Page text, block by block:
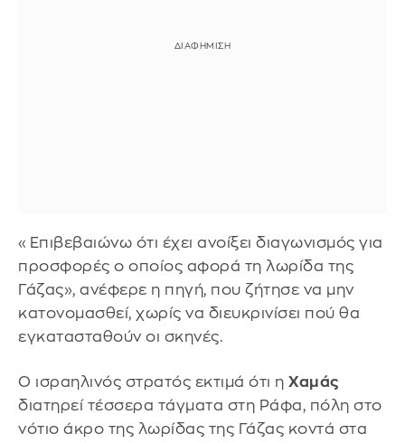
«Επιβεβαιώνω ότι έχει ανοίξει διαγωνισμός για
προσφορές ο οποίος αφορά τη λωρίδα της
Γάζας», ανέφερε η πηγή, που ζήτησε να μην
κατονομασθεί, χωρίς να διευκρινίσει πού θα
εγκατασταθούν οι σκηνές.
Ο ισραηλινός στρατός εκτιμά ότι η Χαμάς
διατηρεί τέσσερα τάγματα στη Ράφα, πόλη στο
νότιο άκρο της λωρίδας της Γάζας κοντά στα